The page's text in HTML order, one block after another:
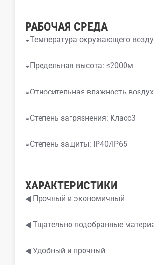
РАБОЧАЯ СРЕДА
◒Температура окружающего
◒Предельная высота: ≤2000м
◒Относительная влажность
◒Степень загрязнения: Класс3
◒Степень защиты: IP40/IP65
ХАРАКТЕРИСТИКИ
◀ Прочный и экономичный
◀ Тщательно подобранные
◀ Удобный и прочный